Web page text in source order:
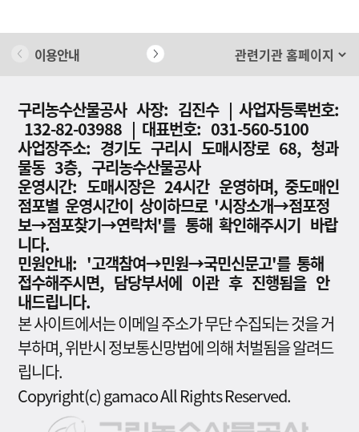
이용안내 개인정보 처리방침
구리농수산물공사 사장: 김진수 | 사업자등록번호:
132-82-03988 | 대표번호: 031-560-5100
사업장주소: 경기도 구리시 도매시장로 68, 청과
물동 3층, 구리농수산물공사
운영시간: 도매시장은 24시간 운영하며, 중도매인
점포별 운영시간이 상이하므로 '시장소개→점포정
보→점포찾기→연락처'를 통해 확인해주시기 바랍
니다.
민원안내: '고객참여→민원→국민신문고'를 통해
접수해주시면, 담당부서에 이관 후 진행됨을 안
내드립니다.
본 사이트에서는 이메일 주소가 무단 수집되는 것을 거
부하며, 위반시 정보통신망법에 의해 처벌됨을 알려드
립니다.
Copyright(c) gamaco All Rights Reserved.